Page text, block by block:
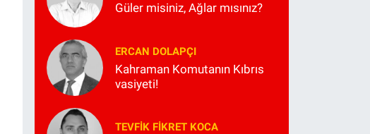
Güler misiniz, Ağlar mısınız?
ERCAN DOLAPÇI
Kahraman Komutanın Kıbrıs
vasiyeti!
TEVFIK FIKRET KOCA